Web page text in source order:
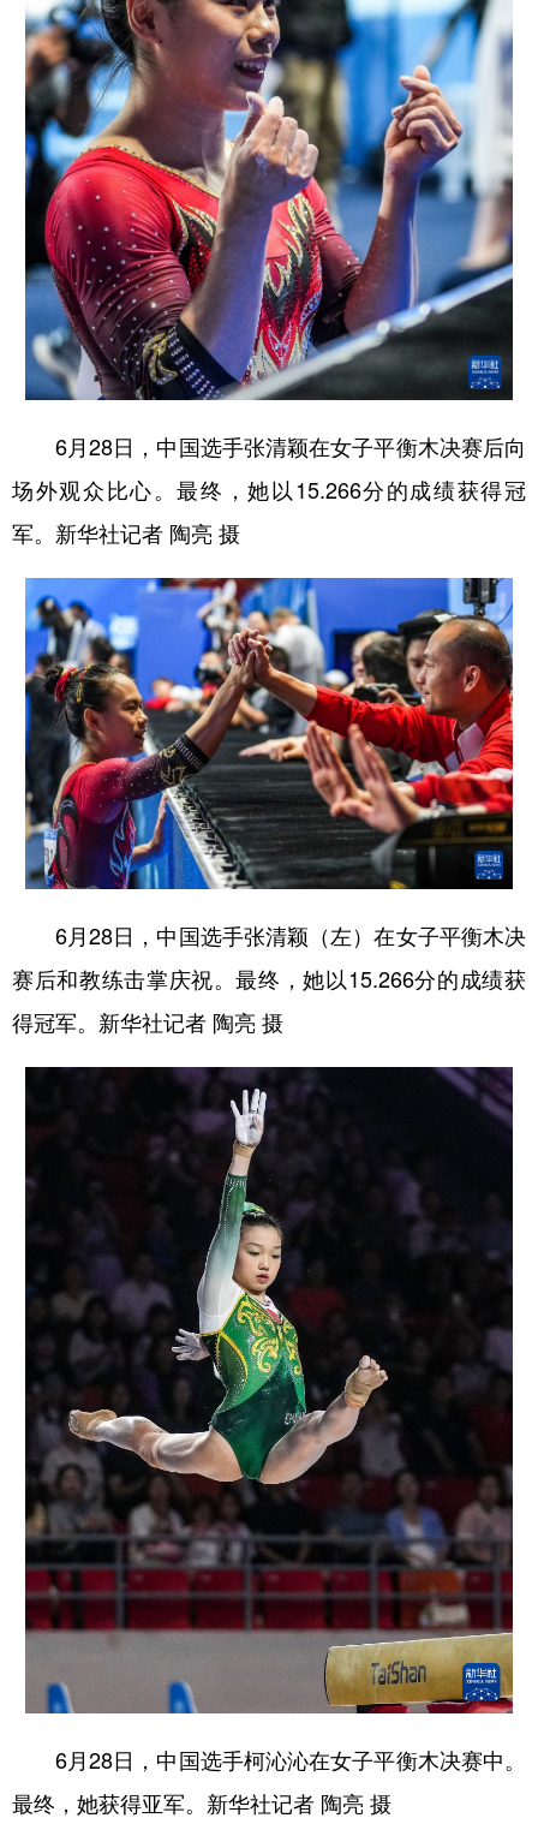
6月28日，中国选手张清颖在女子平衡木决赛后向
场外观众比心。最终，她以15.266分的成绩获得冠
军。新华社记者 陶亮 摄
6月28日，中国选手张清颖（左）在女子平衡木决
赛后和教练击掌庆祝。最终，她以15.266分的成绩获
得冠军。新华社记者 陶亮 摄
6月28日，中国选手柯沁沁在女子平衡木决赛中。
最终，她获得亚军。新华社记者 陶亮 摄